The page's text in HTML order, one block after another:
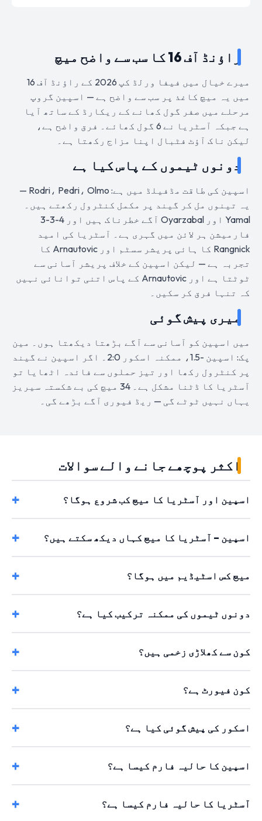
راؤنڈ آف 16 کا سب سے واضح میچ
میرے خیال میں فیفا ورلڈ کپ 2026 کے راؤنڈ آف 16
میں یہ میچ کاغذ پر سب سے واضح ہے — اسپین گروپ
مرحلے میں صفر گول کھانے کے ریکارڈ کے ساتھ آیا
ہے جبکہ آسٹریا نے 6 گول کھائے۔ فرق واضح ہے،
لیکن ناک آؤٹ فٹبال اپنا مزاج رکھتا ہے۔
دونوں ٹیموں کے پاس کیا ہے
اسپین کی طاقت مڈفیلڈ میں ہے: Rodri، Pedri، Olmo —
یہ تینوں مل کر گیند پر مکمل کنٹرول رکھتے ہیں۔
Yamal اور Oyarzabal آگے خطرناک ہیں اور 4-3-3
فارمیشن ہر لائن میں گہری ہے۔ آسٹریا کی امید
Rangnick کا ہائی پریشر سسٹم اور Arnautovic کا
تجربہ ہے — لیکن اسپین کے خلاف پریشر آسانی سے
ٹوٹتا ہے اور Arnautovic کے پاس اتنی توانائی نہیں
کہ تنہا فرق کر سکیں۔
میری پیش گوئی
میں اسپین کو آسانی سے آگے بڑھتا دیکھتا ہوں۔ مین
پک: اسپین -1.5، ممکنہ اسکور 2:0۔ اگر اسپین نے گیند
پر کنٹرول رکھا اور تیز حملوں سے فائدہ اٹھایا تو
آسٹریا کا ڈٹنا مشکل ہے۔ 34 میچ کی بے شکستہ سیریز
یہاں نہیں ٹوٹے گی — ریڈ فیوری آگے بڑھے گی۔
اکثر پوچھے جانے والے سوالات
اسپین اور آسٹریا کا میچ کب شروع ہوگا؟
اسپین – آسٹریا کا میچ کہاں دیکھ سکتے ہیں؟
میچ کس اسٹیڈیم میں ہوگا؟
دونوں ٹیموں کی ممکنہ ترکیب کیا ہے؟
کون سے کھلاڑی زخمی ہیں؟
کون فیورٹ ہے؟
اسکور کی پیش گوئی کیا ہے؟
اسپین کا حالیہ فارم کیسا ہے؟
آسٹریا کا حالیہ فارم کیسا ہے؟